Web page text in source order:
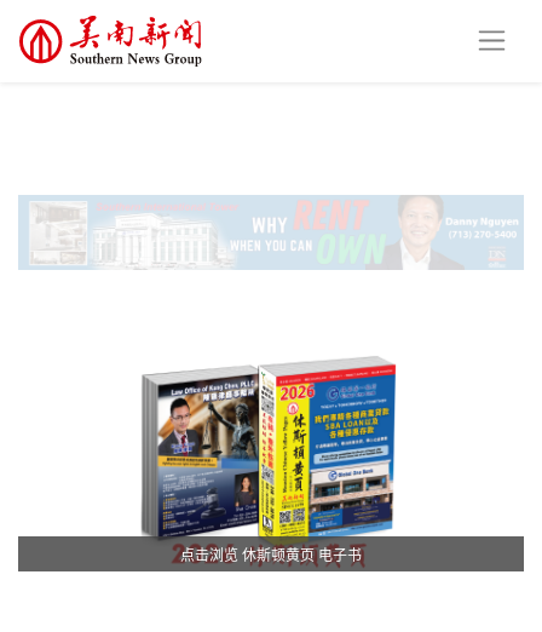
点击浏览 休斯顿黄页 电子书